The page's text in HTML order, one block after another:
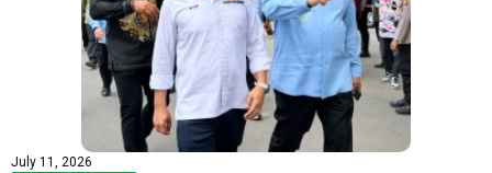
July 11, 2026